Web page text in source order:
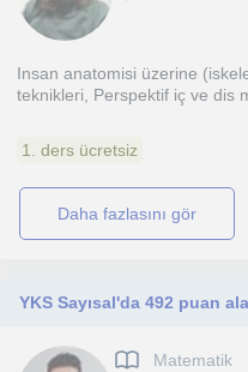
Insan anatomisi üzerine
teknikleri, Perspektif iç ve dis
1. ders ücretsiz
daha fazlasını gör
Matematik